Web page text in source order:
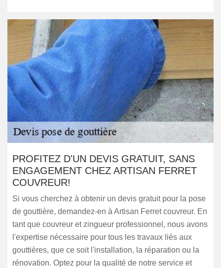
PROFITEZ D'UN DEVIS GRATUIT, SANS
ENGAGEMENT CHEZ ARTISAN FERRET
COUVREUR!
Si vous cherchez à obtenir un devis gratuit pour la pose
de gouttière, demandez-en à Artisan Ferret couvreur. En
tant que couvreur et zingueur professionnel, nous avons
l'expertise nécessaire pour tous les travaux liés aux
gouttières, que ce soit l'installation, la réparation ou la
rénovation. Optez pour la qualité de notre service et